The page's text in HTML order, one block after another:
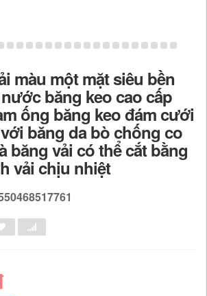
màu một mặt siêu bền
băng keo cao cấp
ống băng keo đám cưới
băng da bò chống co
băng vải có thể cắt bằng
vải chịu nhiệt